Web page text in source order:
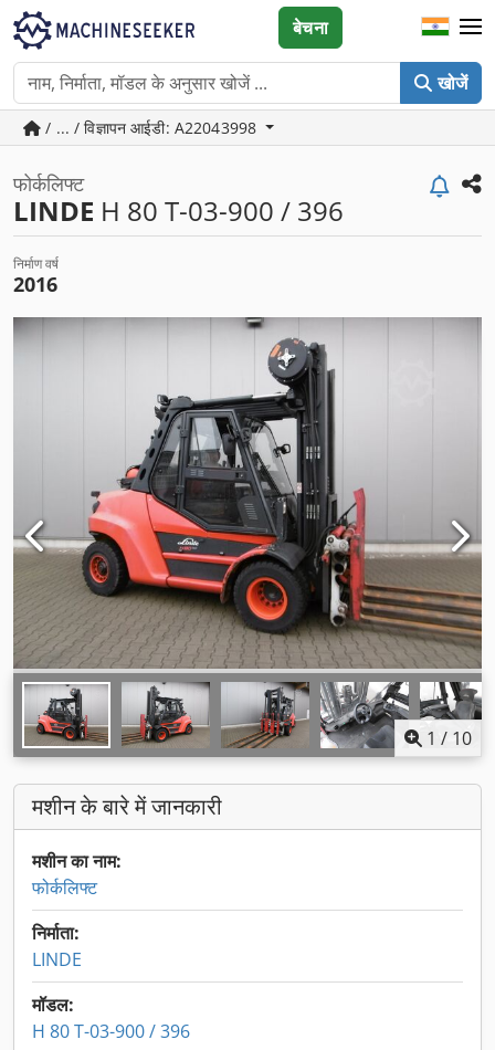
खोजें
बेचना
/ ... / विज्ञापन आईडी: A22043998
फोर्कलिफ्ट
LINDE H 80 T-03-900 / 396
निर्माण वर्ष
2016
1 / 10
मशीन के बारे में जानकारी
मशीन का नाम:
फोर्कलिफ्ट
निर्माता:
LINDE
मॉडल:
H 80 T-03-900 / 396